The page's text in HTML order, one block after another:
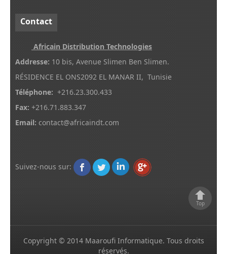
Contact
Africain Distribution Technologies
Addresse: 10 bis, Avenue Slimen Ben Slimen.
RÉSIDENCE EL ONS2092 EL MANAR II, Tunisie
Téléphone: +216.23.300.433
Fax: +216.71.883.347
Email: contact@africaindt.com
Suivez-nous sur:
Top
Copyright © 2014 Maaroufi Informatique. Tous droits
réservés.